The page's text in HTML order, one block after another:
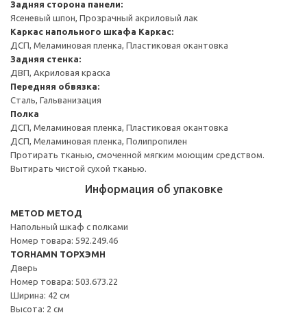
Задняя сторона панели:
Ясеневый шпон, Прозрачный акриловый лак
Каркас напольного шкафа Каркас:
ДСП, Меламиновая пленка, Пластиковая окантовка
Задняя стенка:
ДВП, Акриловая краска
Передняя обвязка:
Сталь, Гальванизация
Полка
ДСП, Меламиновая пленка, Пластиковая окантовка
ДСП, Меламиновая пленка, Полипропилен
Протирать тканью, смоченной мягким моющим средством.
Вытирать чистой сухой тканью.
Информация об упаковке
METOD МЕТОД
Напольный шкаф с полками
Номер товара: 592.249.46
TORHAMN ТОРХЭМН
Дверь
Номер товара: 503.673.22
Ширина: 42 см
Высота: 2 см